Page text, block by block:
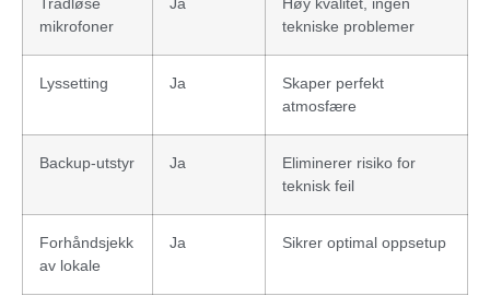
mikrofoner
tekniske problemer
Lyssetting Ja
Skaper perfekt
atmosfære
Backup-utstyr Ja
Eliminerer risiko for
teknisk feil
Forhåndsjekk
av lokale
Ja Sikrer optimal oppsetup